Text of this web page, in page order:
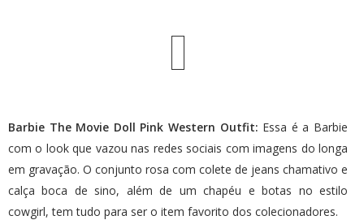
Barbie The Movie Doll Pink Western Outfit: Essa é a Barbie
com o look que vazou nas redes sociais com imagens do longa
em gravação. O conjunto rosa com colete de jeans chamativo e
calça boca de sino, além de um chapéu e botas no estilo
cowgirl, tem tudo para ser o item favorito dos colecionadores.